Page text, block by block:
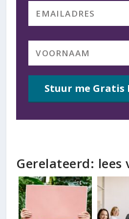
Gerelateerd: lees
Stuur me Gratis